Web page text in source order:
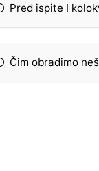
Pred ispite I
Čim obradimo